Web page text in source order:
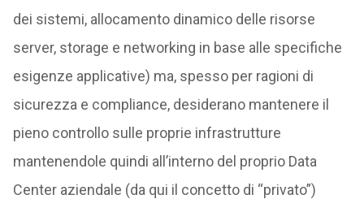
dei sistemi, allocamento dinamico delle risorse
server, storage e networking in base alle specifiche
esigenze applicative) ma, spesso per ragioni di
sicurezza e compliance, desiderano mantenere il
pieno controllo sulle proprie infrastrutture
mantenendole quindi all’interno del proprio Data
Center aziendale (da qui il concetto di “privato”)